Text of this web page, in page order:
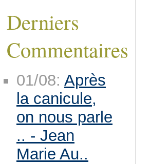
Derniers
Commentaires
01/08: Après
la canicule,
on nous parle
.. - Jean
Marie Au..